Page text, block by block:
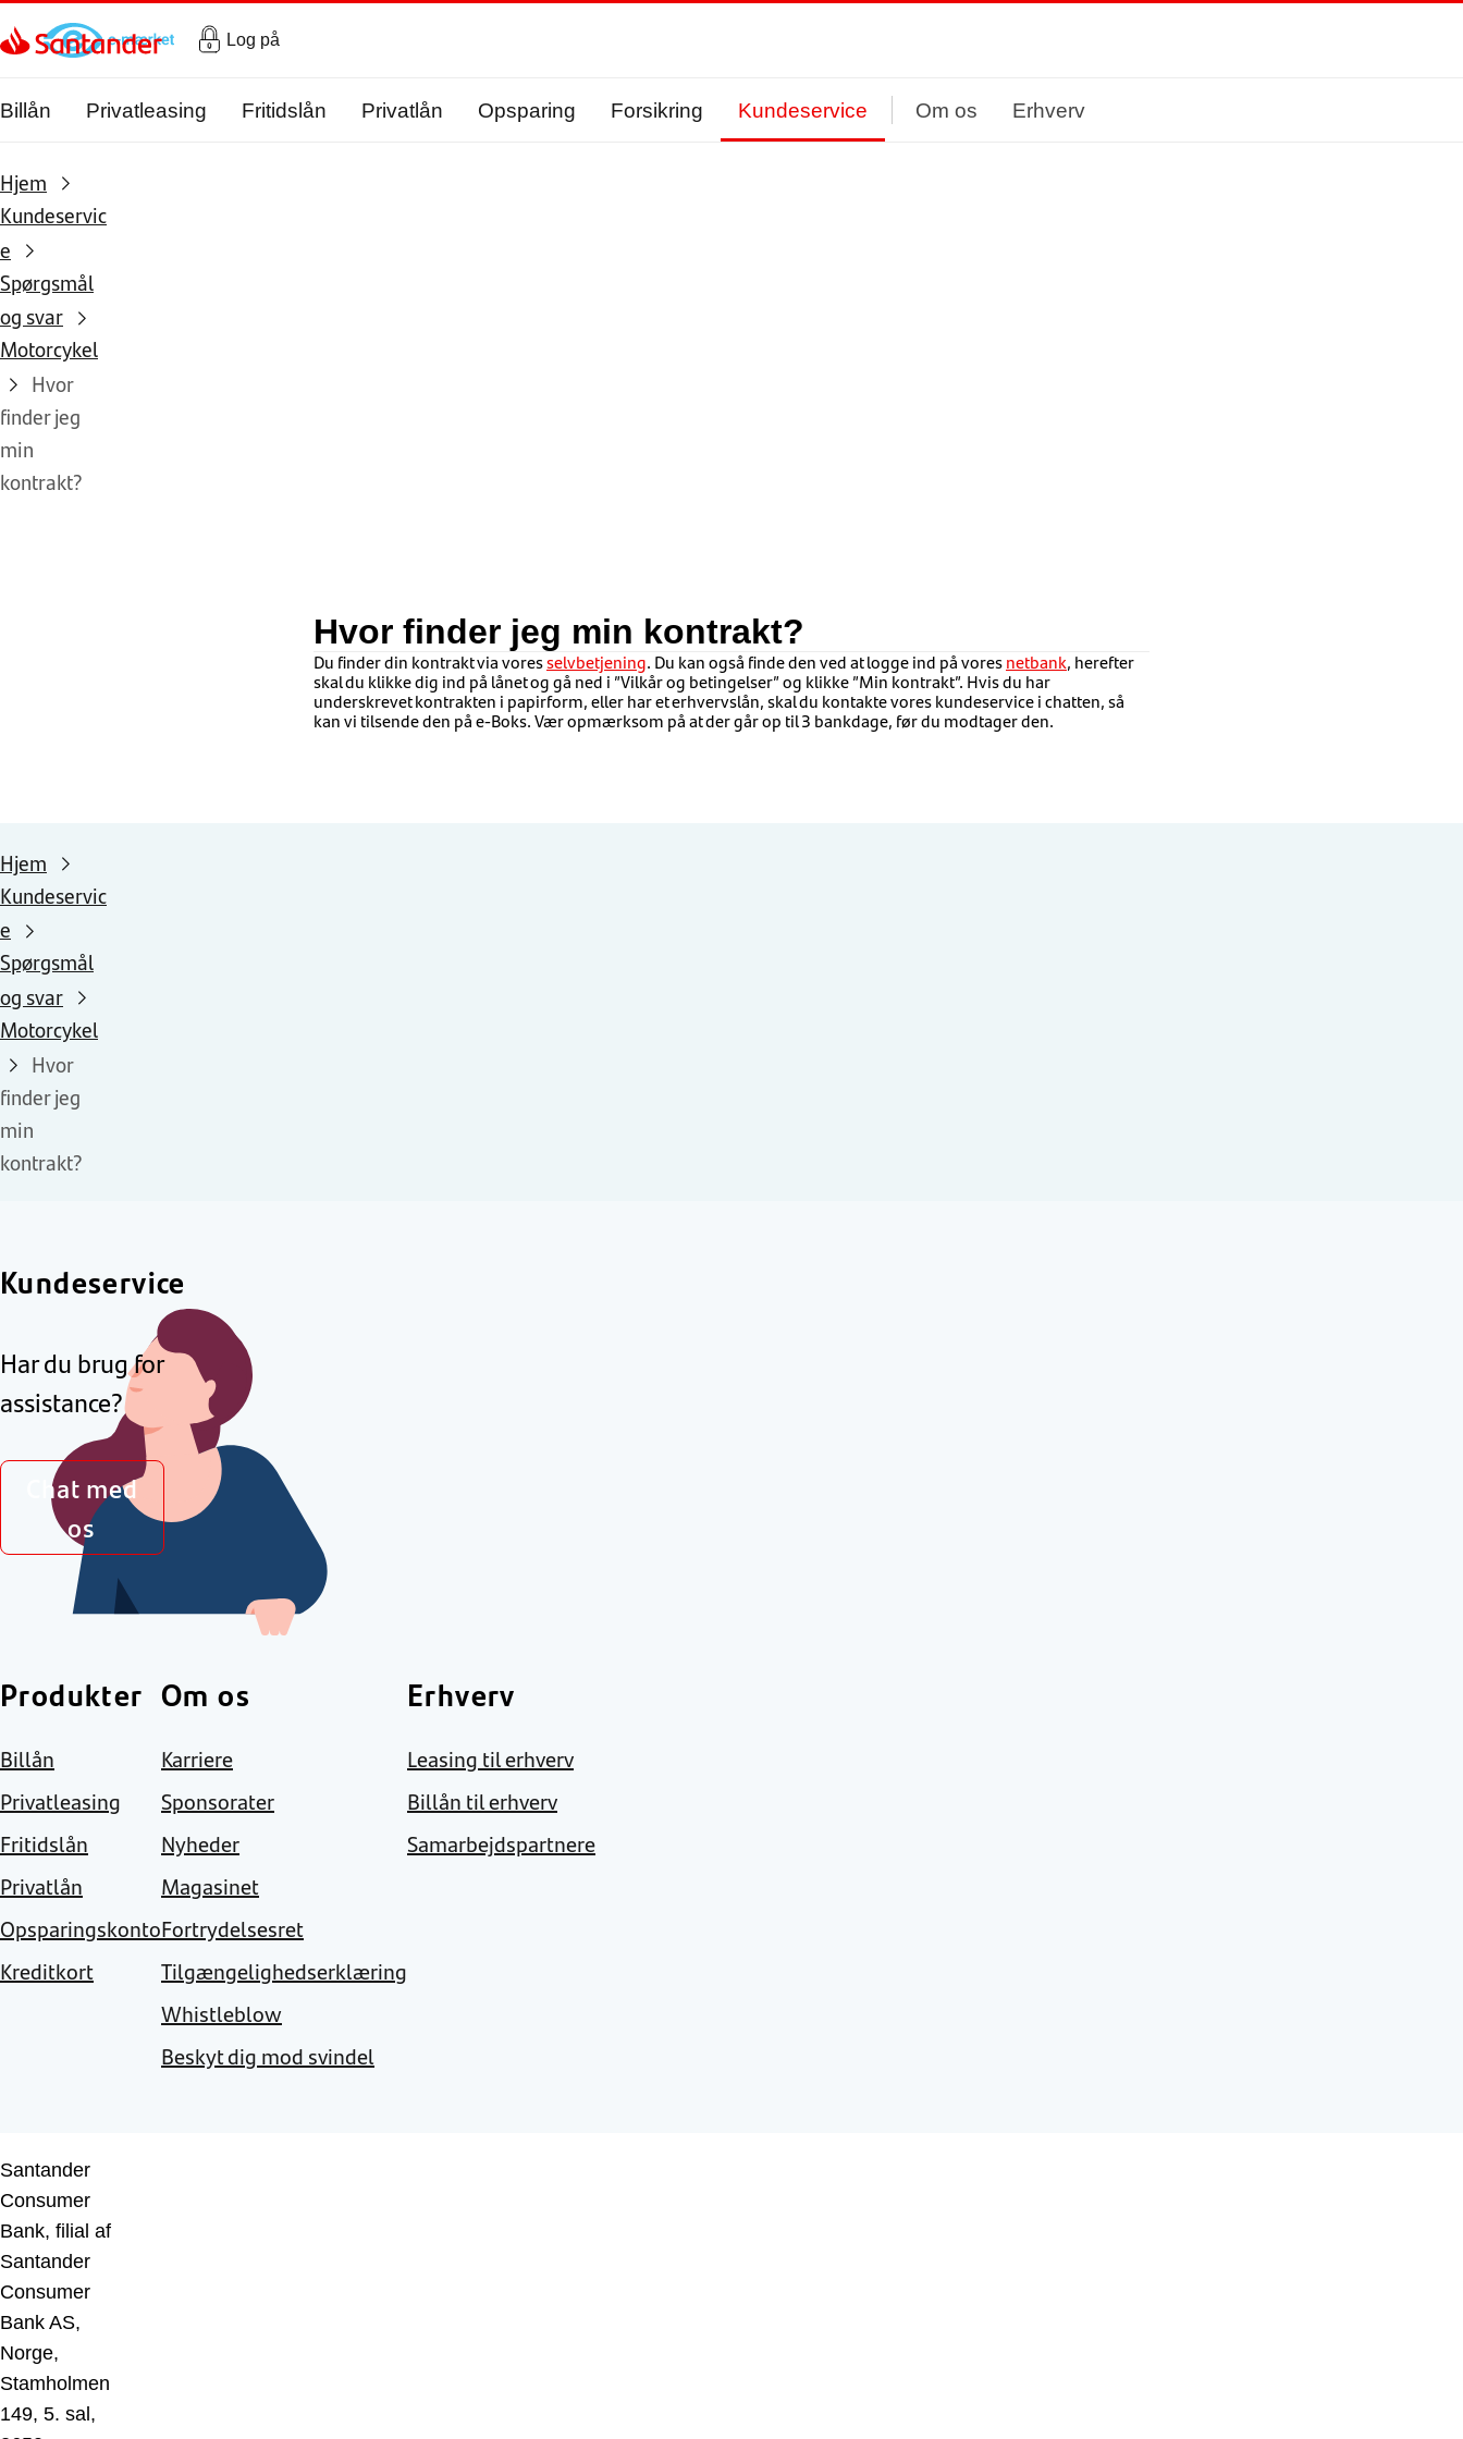
Gå til hovedindholdet
Log på
Billån Privatleasing Fritidslån Privatlån Opsparing Forsikring Kundeservice Om os Erhverv
Hjem
Kundeservic
e
Spørgsmål
og svar
Motorcykel
Hvor
finder jeg
min
kontrakt?
Hvor finder jeg min kontrakt?
Du finder din kontrakt via voresselvbetjening. Du kan også finde den ved at logge ind på voresnetbank, herefter
skal du klikke dig ind på lånet og gå ned i ”Vilkår og betingelser” og klikke ”Min kontrakt”. Hvis du har
underskrevet kontrakten i papirform, eller har et erhvervslån, skal du kontakte vores kundeservice i chatten, så
kan vi tilsende den på e-Boks. Vær opmærksom på at der går op til 3 bankdage, før du modtager den.
Hjem
Kundeservic
e
Spørgsmål
og svar
Motorcykel
Hvor
finder jeg
min
kontrakt?
Kundeservice
Har du brug for
assistance?
Chat med
os
Produkter
Billån
Privatleasing
Fritidslån
Privatlån
Opsparingskonto
Kreditkort
Om os
Karriere
Sponsorater
Nyheder
Magasinet
Fortrydelsesret
Tilgængelighedserklæring
Whistleblow
Beskyt dig mod svindel
Erhverv
Leasing til erhverv
Billån til erhverv
Samarbejdspartnere
Santander
Consumer
Bank, filial af
Santander
Consumer
Bank AS,
Norge,
Stamholmen
149, 5. sal,